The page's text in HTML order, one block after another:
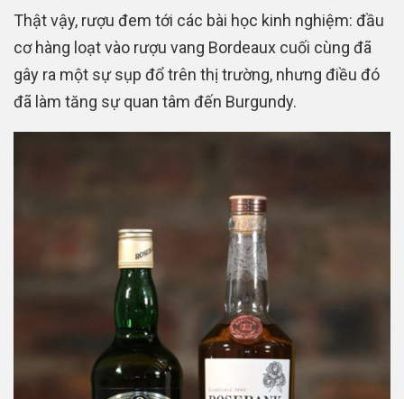
Thật vậy, rượu đem tới các bài học kinh nghiệm: đầu
cơ hàng loạt vào rượu vang Bordeaux cuối cùng đã
gây ra một sự sụp đổ trên thị trường, nhưng điều đó
đã làm tăng sự quan tâm đến Burgundy.